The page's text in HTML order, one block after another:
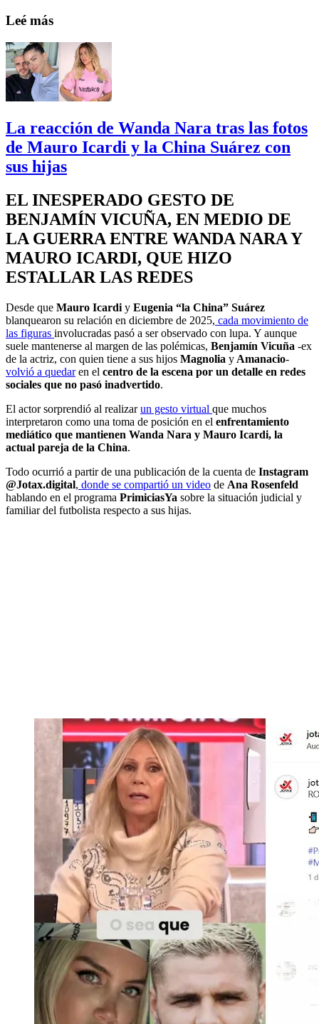
Leé más
La reacción de Wanda Nara tras las fotos
de Mauro Icardi y la China Suárez con
sus hijas
EL INESPERADO GESTO DE
BENJAMÍN VICUÑA, EN MEDIO DE
LA GUERRA ENTRE WANDA NARA Y
MAURO ICARDI, QUE HIZO
ESTALLAR LAS REDES
Desde que Mauro Icardi y Eugenia “la China” Suárez
blanquearon su relación en diciembre de 2025, cada movimiento de
las figuras involucradas pasó a ser observado con lupa. Y aunque
suele mantenerse al margen de las polémicas, Benjamín Vicuña -ex
de la actriz, con quien tiene a sus hijos Magnolia y Amanacio-
volvió a quedaren el centro de la escena por un detalle en redes
sociales que no pasó inadvertido.
El actor sorprendió al realizarun gesto virtual que muchos
interpretaron como una toma de posición en el enfrentamiento
mediático que mantienen Wanda Nara y Mauro Icardi, la
actual pareja de la China.
Todo ocurrió a partir de una publicación de la cuenta de Instagram
@Jotax.digital, donde se compartió un video de Ana Rosenfeld
hablando en el programa PrimiciasYa sobre la situación judicial y
familiar del futbolista respecto a sus hijas.